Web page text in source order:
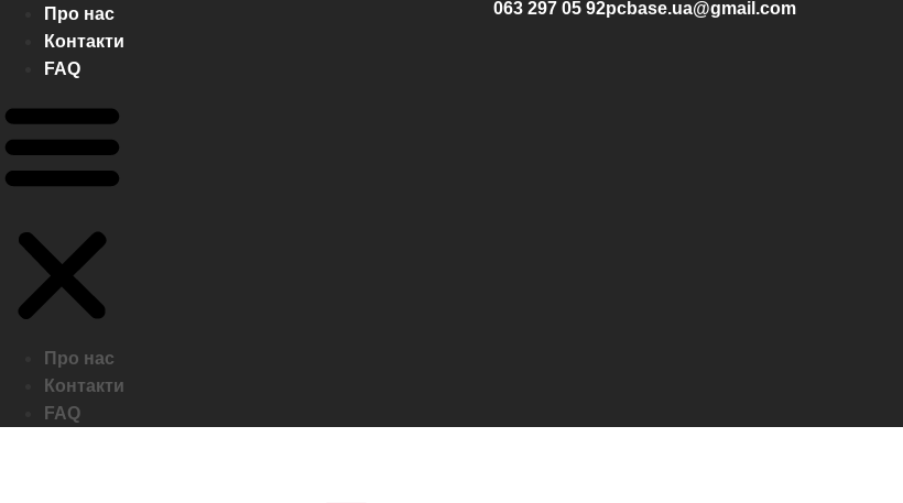
Про нас
Контакти
FAQ
Про нас
Контакти
FAQ
063 297 05 92pcbase.ua@gmail.com